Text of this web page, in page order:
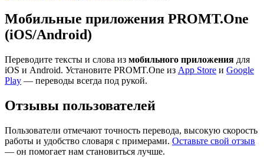
Мобильные приложения PROMT.One
(iOS/Android)
Переводите тексты и слова из мобильного приложения для
iOS и Android. Установите PROMT.One из App Store и Google
Play — переводы всегда под рукой.
Отзывы пользователей
Пользователи отмечают точность перевода, высокую скорость
работы и удобство словаря с примерами. Оставьте свой отзыв
— он помогает нам становиться лучше.